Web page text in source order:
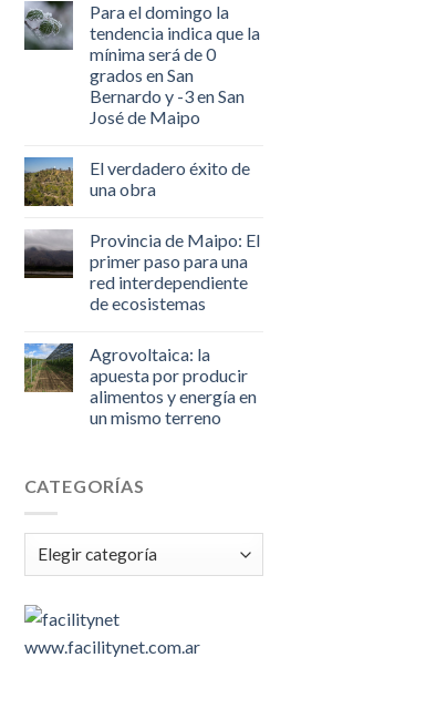
Para el domingo la
tendencia indica que la
mínima será de 0
grados en San
Bernardo y -3 en San
José de Maipo
El verdadero éxito de
una obra
Provincia de Maipo: El
primer paso para una
red interdependiente
de ecosistemas
Agrovoltaica: la
apuesta por producir
alimentos y energía en
un mismo terreno
CATEGORÍAS
Categorías
www.facilitynet.com.ar